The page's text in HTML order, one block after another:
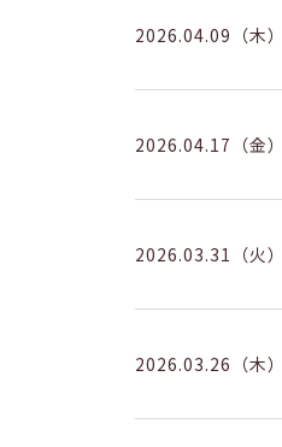
2026.04.09（木
2026.04.17（金
2026.03.31（火
2026.03.26（木